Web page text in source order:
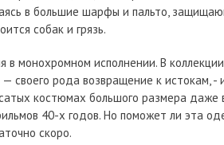
в большие шарфы и пальто,
собак и грязь.
в монохромном исполнении. В
своего рода возвращение к истокам, -
костюмах большого размера
40-х годов. Но поможет ли эта
скоро.